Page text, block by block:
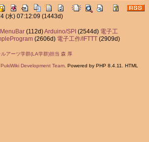
(水) 07:12:09 (1443d)
MenuBar(112d)Arduino/SPI (2544d) 電子工
(2606d) 電子工作/IFTTT (2909d)
アーツ学群(LA学群)担当 森 厚
PukiWiki Development Team. Powered by PHP 8.4.11. HTML